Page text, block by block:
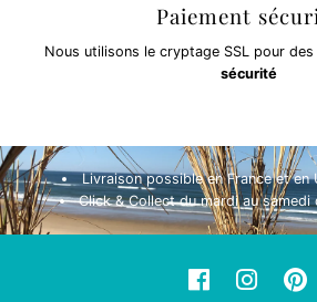
Paiement
Nous utilisons le cryptage SSL pour des
sécurité
Livraison possible en France et en
Click & Collect du mardi au